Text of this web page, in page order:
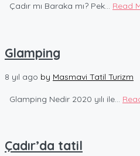
Çadır mı Baraka mı? Pek... Read
Glamping
8 yıl ago by Masmavi Tatil Turizm
Glamping Nedir 2020 yılı ile...
Çadır’da tatil